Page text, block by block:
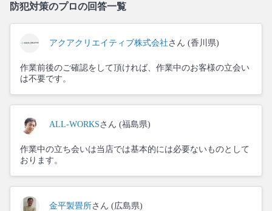
防犯対策のプロの回答一覧
アクアクリエイティブ株式会社 さん (香川県)
作業前後のご確認をして頂ければ、作業中のお客様の立会い
は不要です。
ALL-WORKS さん (福島県)
作業中の立ち会いは当店では基本的には必要ないものとして
おります。
金平製畳所さん (広島県)